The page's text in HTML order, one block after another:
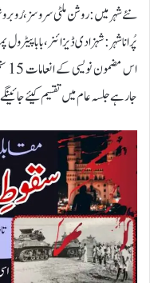
نئے شہر میں: روشن ملٹی سروسز، رُوبرو
پُرانا شہر: شہزادی ڈیزائنر، بابا
جارہے جلسہ عام میں تقسیم کیئے